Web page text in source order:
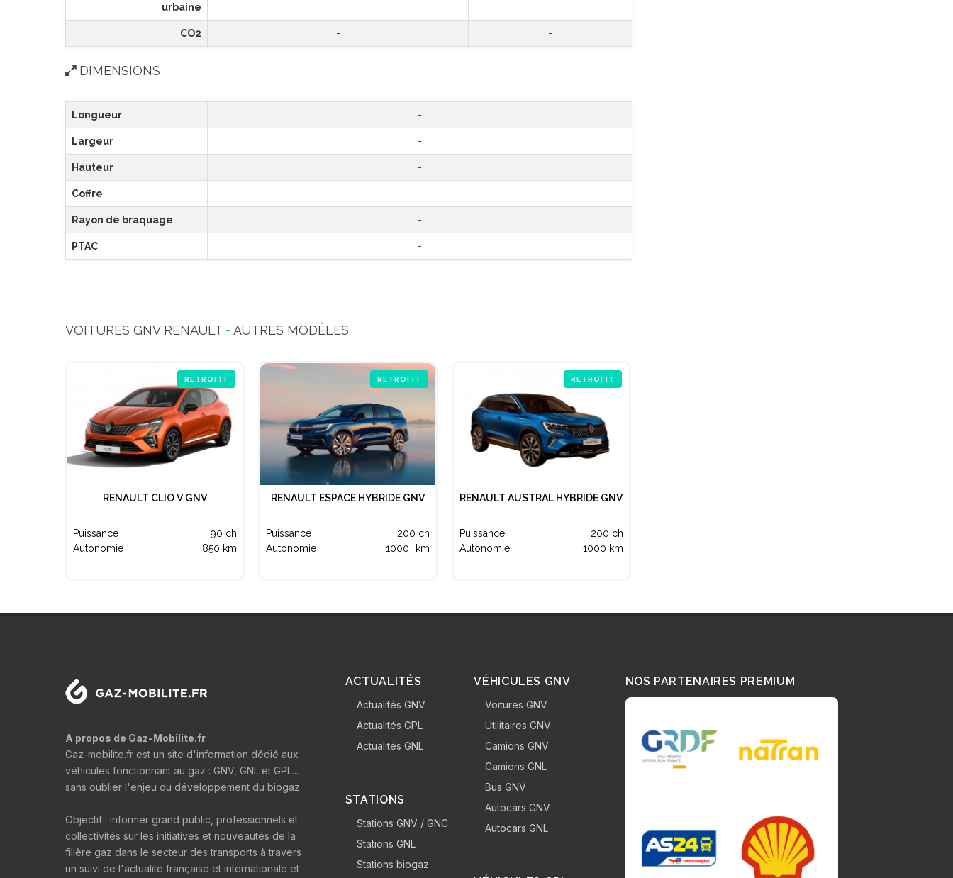
urbaine
CO2 - -
DIMENSIONS
Longueur -
Largeur -
Hauteur -
Coffre -
Rayon de braquage -
PTAC -
VOITURES GNV RENAULT - AUTRES MODÈLES
RETROFIT
RENAULT CLIO V GNV
Puissance
90 ch
Autonomie
850 km
RETROFIT
RENAULT ESPACE HYBRIDE GNV
Puissance
200 ch
Autonomie
1000+ km
RETROFIT
RENAULT AUSTRAL HYBRIDE GNV
Puissance
200 ch
Autonomie
1000 km
A propos de Gaz-Mobilite.fr
Gaz-mobilite.fr est un site d'information dédié aux
véhicules fonctionnant au gaz : GNV, GNL et GPL...
sans oublier l'enjeu du développement du biogaz.
Objectif : informer grand public, professionnels et
collectivités sur les initiatives et nouveautés de la
filière gaz dans le secteur des transports à travers
un suivi de l'actualité française et internationale et
ACTUALITÉS
Actualités GNV
Actualités GPL
Actualités GNL
STATIONS
Stations GNV / GNC
Stations GNL
Stations biogaz
VÉHICULES GNV
Voitures GNV
Utilitaires GNV
Camions GNV
Camions GNL
Bus GNV
Autocars GNV
Autocars GNL
NOS PARTENAIRES PREMIUM